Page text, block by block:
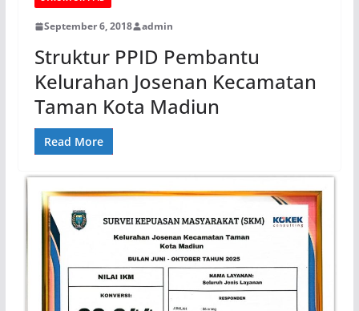
September 6, 2018 admin
Struktur PPID Pembantu
Kelurahan Josenan Kecamatan
Taman Kota Madiun
Read More